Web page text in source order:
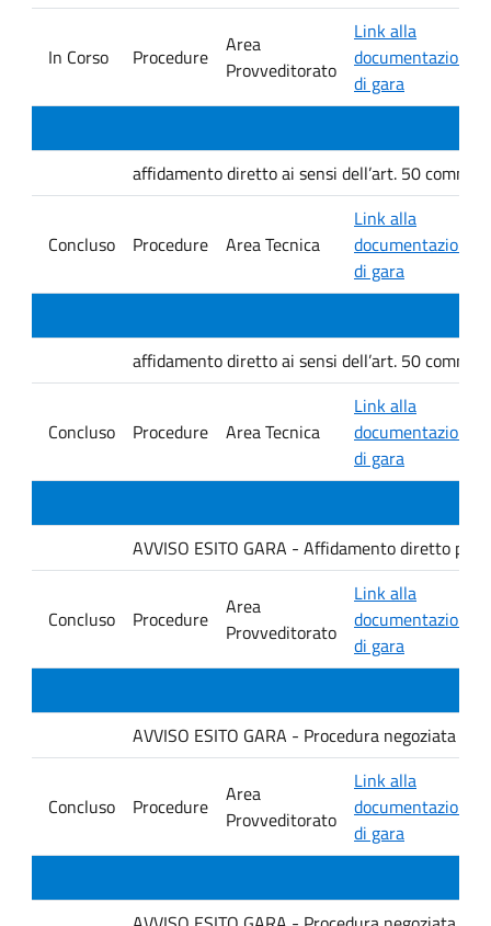
In Corso Procedure
Area
Provveditorato
Link alla
documentazione
di gara
affidamento diretto ai sensi dell’art. 50
Concluso Procedure Area Tecnica
Link alla
documentazione
di gara
affidamento diretto ai sensi dell’art. 50
Concluso Procedure Area Tecnica
Link alla
documentazione
di gara
AVVISO ESITO GARA - Affidamento diretto
Concluso Procedure
Area
Provveditorato
Link alla
documentazione
di gara
AVVISO ESITO GARA - Procedura negoziata
Concluso Procedure
Area
Provveditorato
Link alla
documentazione
di gara